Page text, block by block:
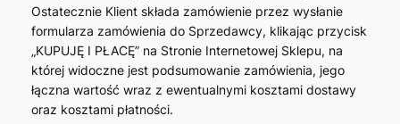
Ostatecznie Klient składa zamówienie przez wysłanie
formularza zamówienia do Sprzedawcy, klikając przycisk
„KUPUJĘ I PŁACĘ” na Stronie Internetowej Sklepu, na
której widoczne jest podsumowanie zamówienia, jego
łączna wartość wraz z ewentualnymi kosztami dostawy
oraz kosztami płatności.